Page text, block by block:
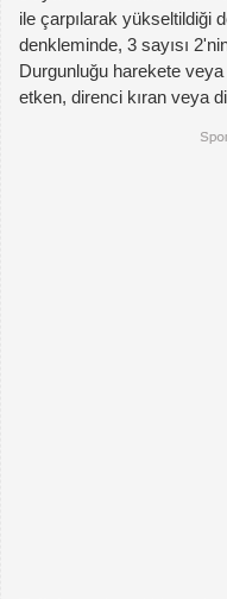
ile çarpılarak yükseltildiği
denkleminde, 3 sayısı
Durgunluğu harekete
etken, direnci kıran veya